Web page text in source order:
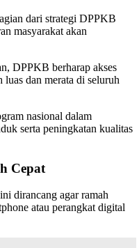
dari strategi DPPKB
masyarakat akan
DPPKB berharap akses
luas dan merata di seluruh
nasional dalam
serta peningkatan kualitas
Cepat
dirancang agar ramah
atau perangkat digital